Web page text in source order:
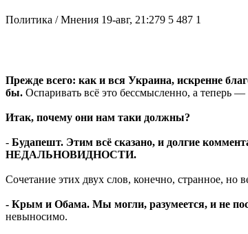
Политика / Мнения 19-авг, 21:279 5 487 1
Прежде всего: как и вся Украина, искренне
бы. Оспаривать всё это бессмысленно, а теперь —
Итак, почему они нам таки должны?
- Будапешт. Этим всё сказано, и долгие
НЕДАЛЬНОВИДНОСТИ.
Сочетание этих двух слов, конечно, странное, но
- Крым и Обама. Мы могли, разумеется, и не
невыносимо.